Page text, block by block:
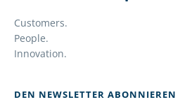
Customers.
People.
Innovation.
DEN NEWSLETTER ABONNIEREN